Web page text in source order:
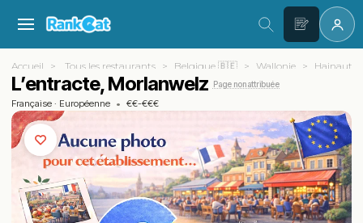
Accueil Tous les restaurants Belgique 🇧🇪 Wallonie Hainaut
L’entracte, Morlanwelz Page non attribuée
Française · Européenne • €€-€€€